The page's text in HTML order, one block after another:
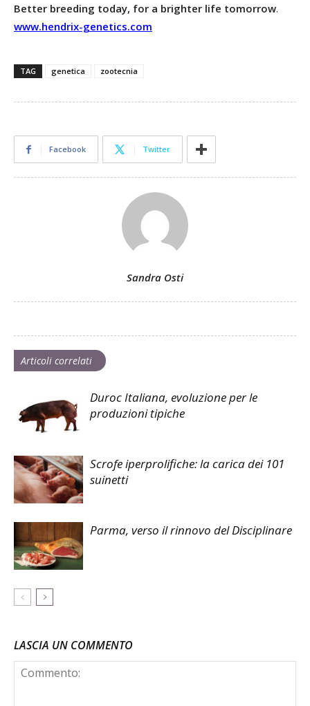
Better breeding today, for a brighter life tomorrow.
www.hendrix-genetics.com
TAG genetica zootecnia
Facebook Twitter
Sandra Osti
Articoli correlati
Duroc Italiana, evoluzione per le
produzioni tipiche
Scrofe iperprolifiche: la carica dei 101
suinetti
Parma, verso il rinnovo del Disciplinare
LASCIA UN COMMENTO